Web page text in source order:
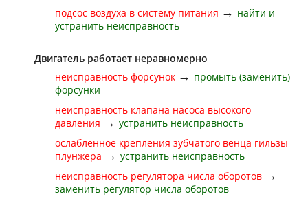
подсос воздуха в систему питания → найти и
устранить неисправность
Двигатель работает неравномерно
неисправность форсунок → промыть (заменить)
форсунки
неисправность клапана насоса высокого
давления → устранить неисправность
ослабленное крепления зубчатого венца гильзы
плунжера → устранить неисправность
неисправность регулятора числа оборотов →
заменить регулятор числа оборотов